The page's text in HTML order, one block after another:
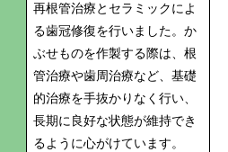
再根管治療とセラミックによ
る歯冠修復を行いました。か
ぶせものを作製する際は、根
管治療や歯周治療など、基礎
的治療を手抜かりなく行い、
長期に良好な状態が維持でき
るように心がけています。